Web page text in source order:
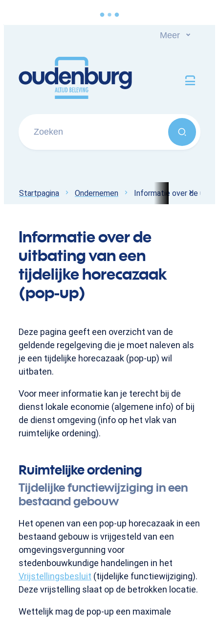
Meer
Oudenburg
Zoeken
scroll
Startpagina Ondernemen Informatie over de
Informatie over de
uitbating van een
tijdelijke horecazaak
(pop-up)
Deze pagina geeft een overzicht van de
geldende regelgeving die je moet naleven als
je een tijdelijke horecazaak (pop-up) wil
uitbaten.
Voor meer informatie kan je terecht bij de
dienst lokale economie (algemene info) of bij
de dienst omgeving (info op het vlak van
ruimtelijke ordening).
Ruimtelijke ordening
Tijdelijke functiewijziging in een
bestaand gebouw
Het openen van een pop-up horecazaak in een
bestaand gebouw is vrijgesteld van een
omgevingsvergunning voor
stedenbouwkundige handelingen in het
Vrijstellingsbesluit (tijdelijke functiewijziging).
Deze vrijstelling slaat op de betrokken locatie.
Wettelijk mag de pop-up een maximale